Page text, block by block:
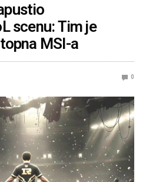
scenu: Tim je
MSI-a
0